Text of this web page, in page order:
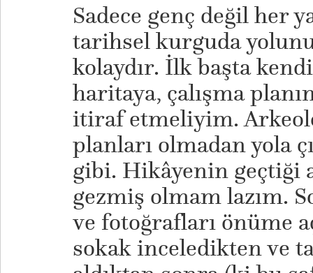
​Sadece genç değil her
tarihsel kurguda
kolaydır. İlk başta
haritaya, çalışma
itiraf etmeliyim.
planları olmadan yola
gibi. Hikâyenin geçtiği
gezmiş olmam lazım.
ve fotoğrafları önüme
sokak inceledikten ve